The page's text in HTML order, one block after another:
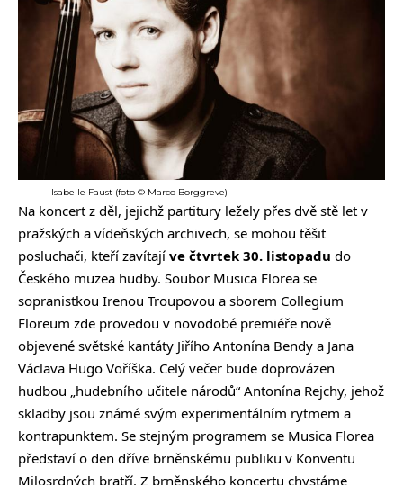
Isabelle Faust (foto © Marco Borggreve)
Na koncert z děl, jejichž partitury ležely přes dvě stě let v
pražských a vídeňských archivech, se mohou těšit
posluchači, kteří zavítají ve čtvrtek 30. listopadu do
Českého muzea hudby. Soubor Musica Florea se
sopranistkou Irenou Troupovou a sborem Collegium
Floreum zde provedou v novodobé premiéře nově
objevené světské kantáty Jiřího Antonína Bendy a Jana
Václava Hugo Voříška. Celý večer bude doprovázen
hudbou „hudebního učitele národů“ Antonína Rejchy, jehož
skladby jsou známé svým experimentálním rytmem a
kontrapunktem. Se stejným programem se Musica Florea
představí o den dříve brněnskému publiku v Konventu
Milosrdných bratří. Z brněnského koncertu chystáme